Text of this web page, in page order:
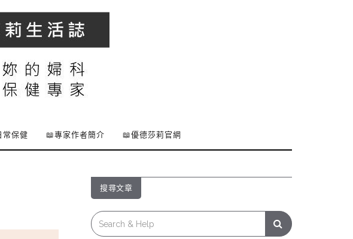
常保健 📖專家作者簡介 📖優德莎莉官網
搜尋文章
Search
for: